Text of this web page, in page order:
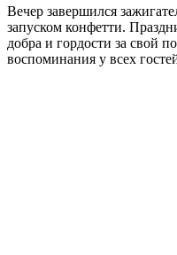
Вечер завершился
запуском конфетти.
добра и гордости за свой
воспоминания у всех